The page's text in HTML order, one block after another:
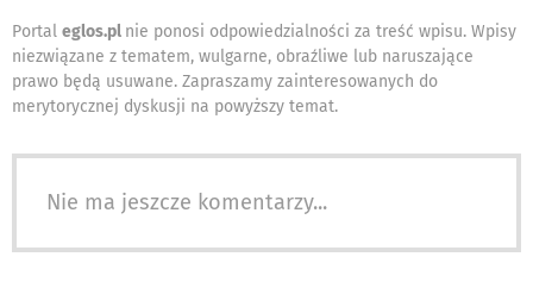
Portal eglos.pl nie ponosi odpowiedzialności za treść wpisu. Wpisy
niezwiązane z tematem, wulgarne, obraźliwe lub naruszające
prawo będą usuwane. Zapraszamy zainteresowanych do
merytorycznej dyskusji na powyższy temat.
Nie ma jeszcze komentarzy...